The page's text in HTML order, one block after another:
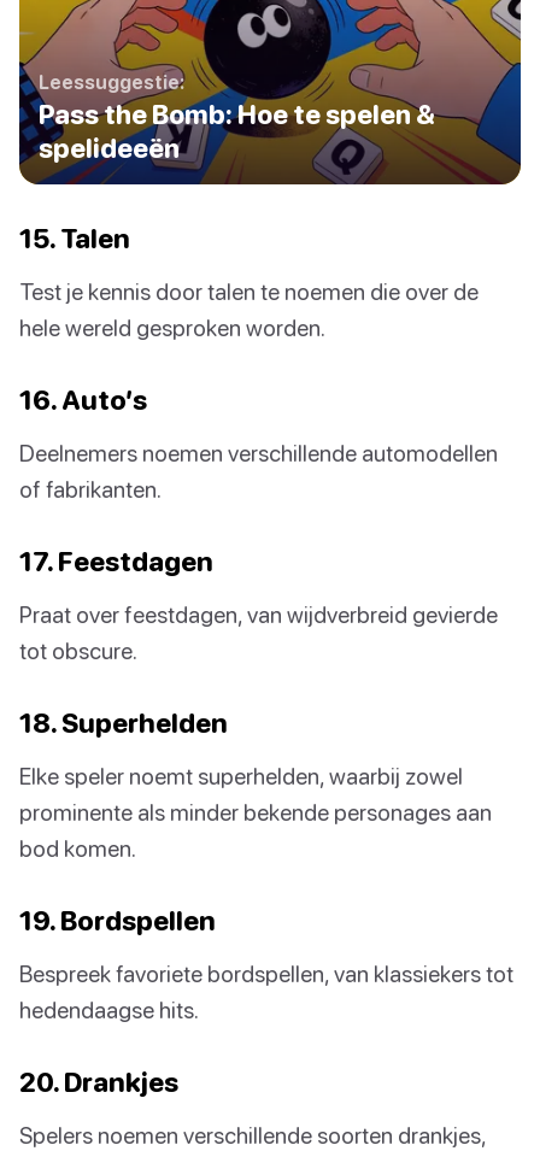
Leessuggestie:
Pass the Bomb: Hoe te spelen &
spelideeën
15. Talen
Test je kennis door talen te noemen die over de
hele wereld gesproken worden.
16. Auto’s
Deelnemers noemen verschillende automodellen
of fabrikanten.
17. Feestdagen
Praat over feestdagen, van wijdverbreid gevierde
tot obscure.
18. Superhelden
Elke speler noemt superhelden, waarbij zowel
prominente als minder bekende personages aan
bod komen.
19. Bordspellen
Bespreek favoriete bordspellen, van klassiekers tot
hedendaagse hits.
20. Drankjes
Spelers noemen verschillende soorten drankjes,